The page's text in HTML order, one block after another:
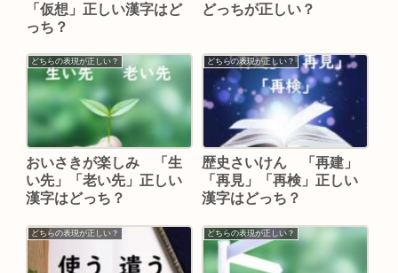
「仮想」正しい漢字はど
っち？
どっちが正しい？
どちらの表現が正しい？
おいさきが楽しみ 「生
い先」「老い先」正しい
漢字はどっち？
どちらの表現が正しい？
歴史さいけん 「再建」
「再見」「再検」正しい
漢字はどっち？
どちらの表現が正しい？ どちらの表現が正しい？